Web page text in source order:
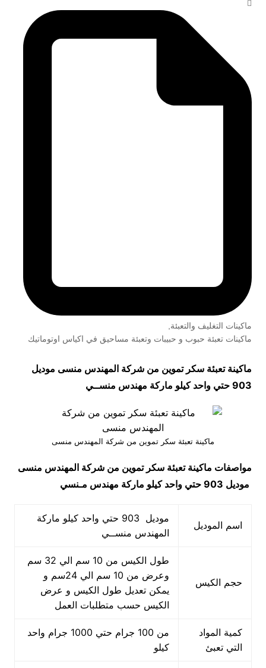
ماكينات التغليف والتعبئة,
ماكينات تعبئة حبوب و حبيبات وتعبئة مساحيق في اكياس اوتوماتيك
ماكينة تعبئة سكر تموين من شركة المهندس منسى موديل
903 حتي واحد كيلو ماركة مهندس منســي
ماكينة تعبئة سكر تموين من شركة المهندس منسى
مواصفات ماكينة تعبئة سكر تموين من شركة المهندس منسى
موديل 903 حتي واحد كيلو ماركة مهندس مـنسي
اسم الموديل
موديل 903 حتي واحد كيلو ماركة
المهندس منســي
حجم الكيس
طول الكيس من 10 سم الي 32 سم
وعرض من 10 سم الي 24سم و
يمكن تعديل طول الكيس و عرض
الكيس حسب متطلبات العمل
كمية المواد
التي تعبئ
من 100 جرام حتي 1000 جرام واحد
كيلو